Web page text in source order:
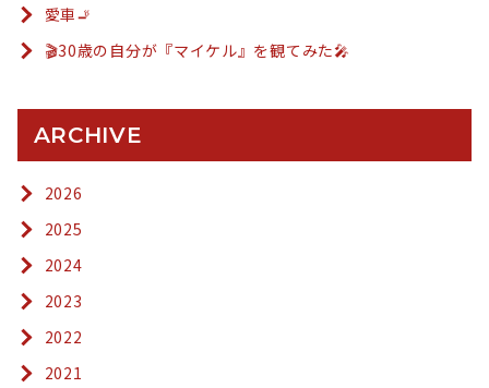
愛車🚬
🎬30歳の自分が『マイケル』を観てみた🎤
ARCHIVE
2026
2025
2024
2023
2022
2021